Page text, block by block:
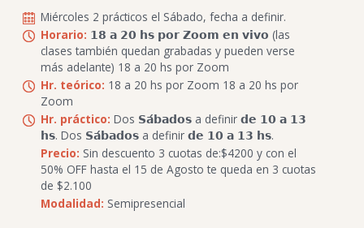
Miércoles 2 prácticos el Sábado, fecha a definir.
Horario: 𝟭𝟴 𝗮 𝟮𝟬 𝗵𝘀 𝗽𝗼𝗿 𝗭𝗼𝗼𝗺 𝗲𝗻 𝘃𝗶𝘃𝗼 (las
clases también quedan grabadas y pueden verse
más adelante) 18 a 20 hs por Zoom
Hr. teórico: 18 a 20 hs por Zoom 18 a 20 hs por
Zoom
Hr. práctico: Dos 𝗦𝗮́𝗯𝗮𝗱𝗼𝘀 a definir 𝗱𝗲 𝟭𝟬 𝗮 𝟭𝟯
𝗵𝘀. Dos 𝗦𝗮́𝗯𝗮𝗱𝗼𝘀 a definir 𝗱𝗲 𝟭𝟬 𝗮 𝟭𝟯 𝗵𝘀.
Precio: Sin descuento 3 cuotas de:$4200 y con el
50% OFF hasta el 15 de Agosto te queda en 3 cuotas
de $2.100
Modalidad: Semipresencial